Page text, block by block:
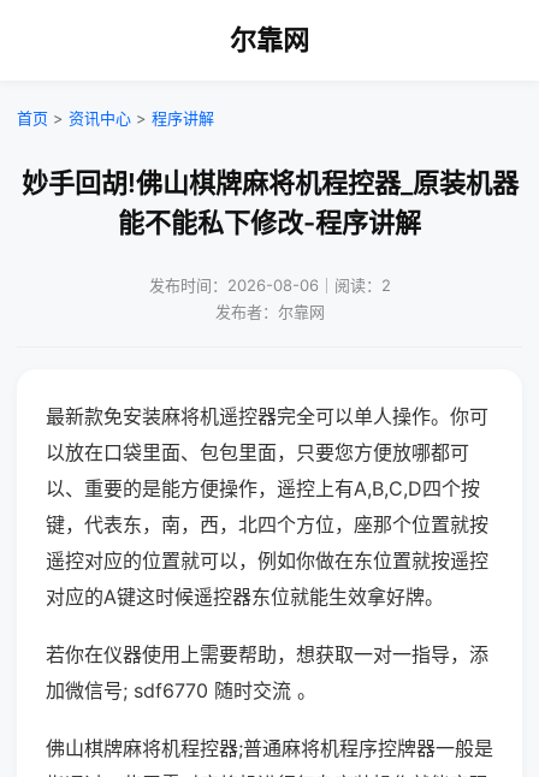
尔靠网
首页 > 资讯中心 > 程序讲解
妙手回胡!佛山棋牌麻将机程控器_原装机器
能不能私下修改-程序讲解
发布时间：2026-08-06｜阅读：2
发布者：尔靠网
最新款免安装麻将机遥控器完全可以单人操作。你可
以放在口袋里面、包包里面，只要您方便放哪都可
以、重要的是能方便操作，遥控上有A,B,C,D四个按
键，代表东，南，西，北四个方位，座那个位置就按
遥控对应的位置就可以，例如你做在东位置就按遥控
对应的A键这时候遥控器东位就能生效拿好牌。
若你在仪器使用上需要帮助，想获取一对一指导，添
加微信号; sdf6770 随时交流 。
佛山棋牌麻将机程控器;普通麻将机程序控牌器一般是